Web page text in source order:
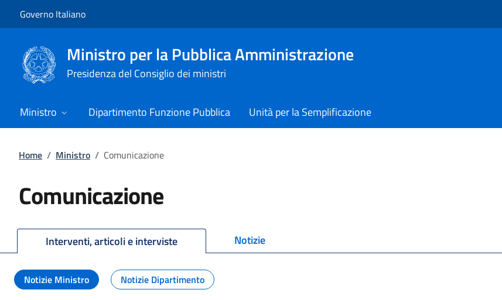
Governo Italiano
Ministro per la Pubblica Amministrazione
Presidenza del Consiglio dei ministri
Ministro Dipartimento Funzione Pubblica Unità per la Semplificazione
Home / Ministro / Comunicazione
Comunicazione
Interventi, articoli e interviste Notizie
Notizie Ministro Notizie Dipartimento